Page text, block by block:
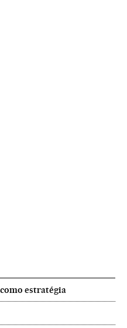
estratégia